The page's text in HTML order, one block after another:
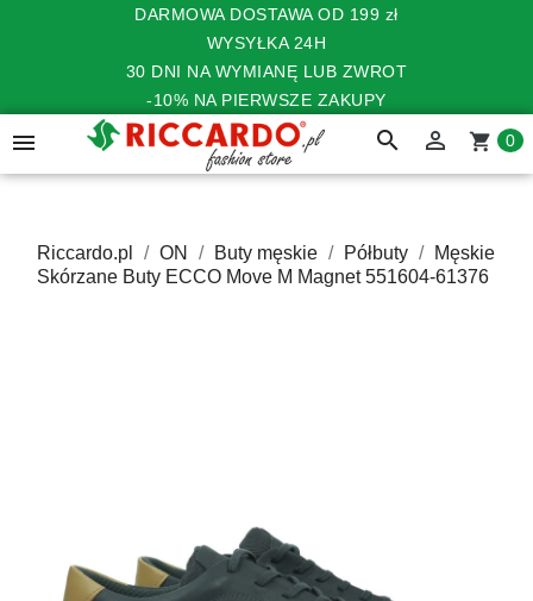
DARMOWA DOSTAWA OD 199 zł
WYSYŁKA 24H
30 DNI NA WYMIANĘ LUB ZWROT
-10% NA PIERWSZE ZAKUPY
 search  shopping_cart 0
Riccardo.pl ON Buty męskie Półbuty
Męskie
Skórzane Buty ECCO Move M Magnet 551604-61376